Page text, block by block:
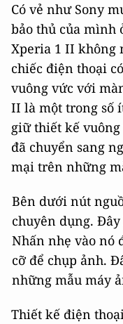
Có vẻ như Sony
bảo thủ của mình
Xperia 1 II không
chiếc điện thoại
vuông vức với
II là một trong số
giữ thiết kế
đã chuyển sang
mại trên những
Bên dưới nút
chuyên dụng.
Nhấn nhẹ vào nó
cỡ để chụp ảnh.
những mẫu máy
Thiết kế điện